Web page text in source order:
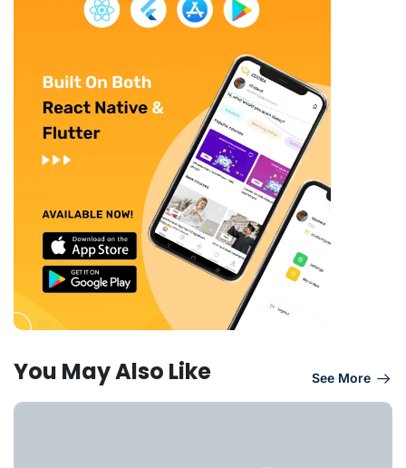
You May Also Like See More